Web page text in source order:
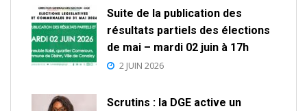
Suite de la publication des
résultats partiels des élections
de mai – mardi 02 juin à 17h
2 JUIN 2026
Scrutins : la DGE active un